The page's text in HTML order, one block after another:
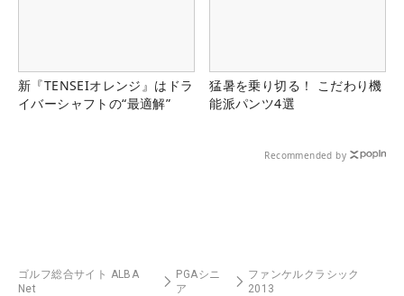
新『TENSEIオレンジ』はドラ
イバーシャフトの“最適解”
猛暑を乗り切る！ こだわり機
能派パンツ4選
Recommended by
ゴルフ総合サイト ALBA
Net
PGAシニ
ア
ファンケルクラシック
2013